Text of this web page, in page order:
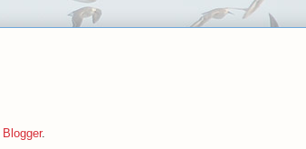
Blogger.